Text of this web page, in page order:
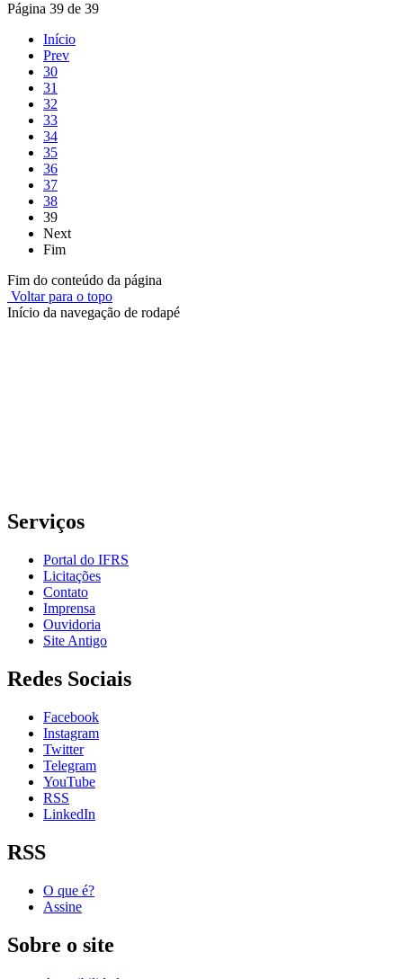
Página 39 de 39
Início
Prev
30
31
32
33
34
35
36
37
38
39
Next
Fim
Fim do conteúdo da página
Voltar para o topo
Início da navegação de rodapé
Serviços
Portal do IFRS
Licitações
Contato
Imprensa
Ouvidoria
Site Antigo
Redes Sociais
Facebook
Instagram
Twitter
Telegram
YouTube
RSS
LinkedIn
RSS
O que é?
Assine
Sobre o site